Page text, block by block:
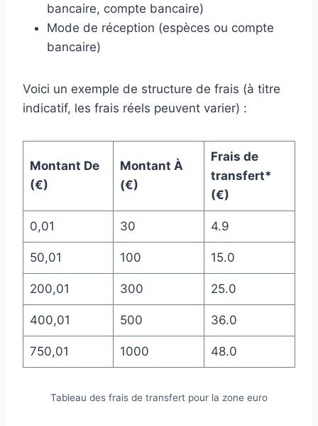
bancaire, compte bancaire)
Mode de réception (espèces ou compte
bancaire)
Voici un exemple de structure de frais (à titre
indicatif, les frais réels peuvent varier) :
Montant De
(€)
Montant À
(€)
Frais de
transfert*
(€)
0,01 30 4.9
50,01 100 15.0
200,01 300 25.0
400,01 500 36.0
750,01 1000 48.0
Tableau des frais de transfert pour la zone euro